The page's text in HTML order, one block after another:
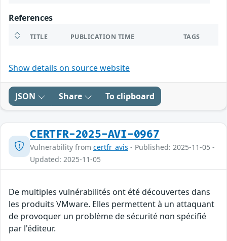
References
TITLE PUBLICATION TIME TAGS
Show details on source website
JSON Share To clipboard
CERTFR-2025-AVI-0967
Vulnerability from certfr_avis - Published: 2025-11-05 -
Updated: 2025-11-05
De multiples vulnérabilités ont été découvertes dans
les produits VMware. Elles permettent à un attaquant
de provoquer un problème de sécurité non spécifié
par l'éditeur.